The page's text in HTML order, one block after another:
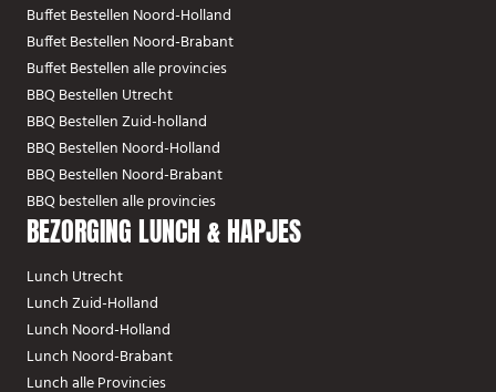
Buffet Bestellen Noord-Holland
Buffet Bestellen Noord-Brabant
Buffet Bestellen alle provincies
BBQ Bestellen Utrecht
BBQ Bestellen Zuid-holland
BBQ Bestellen Noord-Holland
BBQ Bestellen Noord-Brabant
BBQ bestellen alle provincies
BEZORGING LUNCH & HAPJES
Lunch Utrecht
Lunch Zuid-Holland
Lunch Noord-Holland
Lunch Noord-Brabant
Lunch alle Provincies